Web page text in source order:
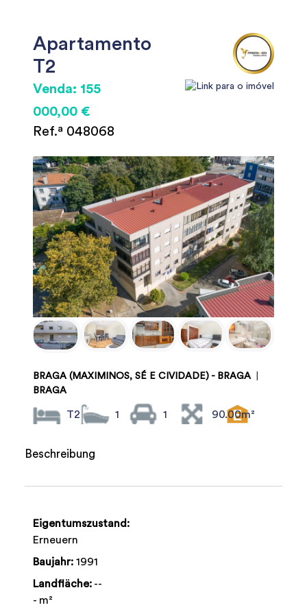
Apartamento
T2
Venda: 155
000,00 €
Ref.ª 048068
BRAGA (MAXIMINOS, SÉ E CIVIDADE) - BRAGA
BRAGA
T2 1 1 90.00m²
Beschreibung
Eigentumszustand:
Erneuern
Baujahr: 1991
Landfläche: --
- m²